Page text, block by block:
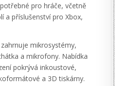
pro hráče, včetně
a příslušenství pro Xbox,
mikrosystémy,
a mikrofony. Nabídka
pokrývá inkoustové,
a 3D tiskárny.